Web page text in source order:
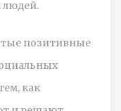
людей.
позитивные
как